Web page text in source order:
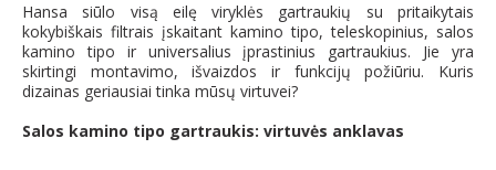
Hansa siūlo visą eilę viryklės gartraukių su pritaikytais
kokybiškais filtrais įskaitant kamino tipo, teleskopinius, salos
kamino tipo ir universalius įprastinius gartraukius. Jie yra
skirtingi montavimo, išvaizdos ir funkcijų požiūriu. Kuris
dizainas geriausiai tinka mūsų virtuvei?
Salos kamino tipo gartraukis: virtuvės anklavas